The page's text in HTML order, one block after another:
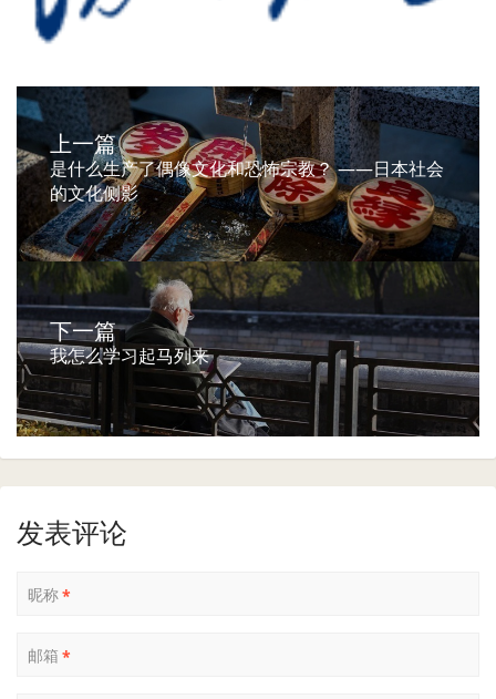
上一篇
是什么生产了偶像文化和恐怖宗教？ ——日本社会
的文化侧影
下一篇
我怎么学习起马列来
发表评论
昵称*
邮箱 *